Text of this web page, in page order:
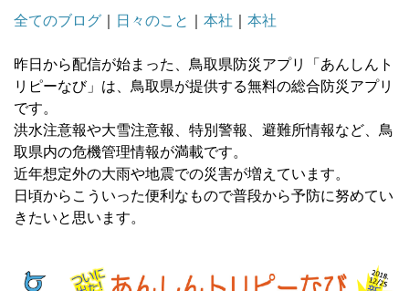
全てのブログ
日々のこと 本社 本社
昨日から配信が始まった、鳥取県防災アプリ「あんしんト
リピーなび」は、鳥取県が提供する無料の総合防災アプリ
です。
洪水注意報や大雪注意報、特別警報、避難所情報など、鳥
取県内の危機管理情報が満載です。
近年想定外の大雨や地震での災害が増えています。
日頃からこういった便利なもので普段から予防に努めてい
きたいと思います。